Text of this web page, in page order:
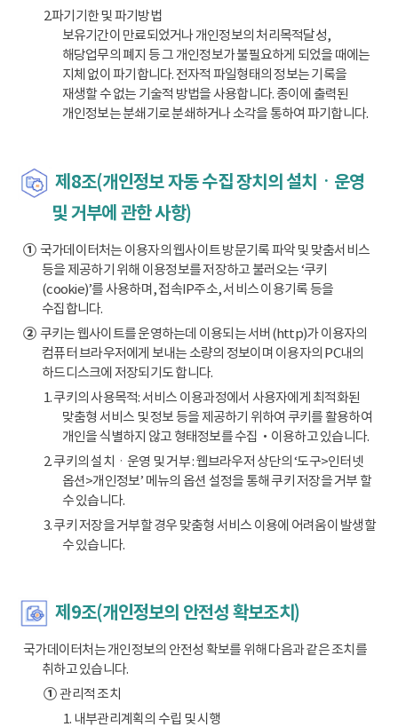
2.파기기한 및 파기방법
보유기간이 만료되었거나 개인정보의 처리목적달성,
해당업무의 폐지 등 그 개인정보가 불필요하게 되었을 때에는
지체 없이 파기합니다. 전자적 파일형태의 정보는 기록을
재생할 수 없는 기술적 방법을 사용합니다. 종이에 출력된
개인정보는 분쇄기로 분쇄하거나 소각을 통하여 파기합니다.
제8조(개인정보 자동 수집 장치의 설치ㆍ운영
및 거부에 관한 사항)
①국가데이터처는 이용자의 웹사이트 방문기록 파악 및 맞춤서비스
등을 제공하기 위해 이용정보를 저장하고 불러오는 ‘쿠키
(cookie)’를 사용하며, 접속IP주소, 서비스 이용기록 등을
수집합니다.
②쿠키는 웹사이트를 운영하는데 이용되는 서버(http)가 이용자의
컴퓨터 브라우저에게 보내는 소량의 정보이며 이용자의 PC내의
하드디스크에 저장되기도 합니다.
1. 쿠키의 사용목적: 서비스 이용과정에서 사용자에게 최적화된
맞춤형 서비스 및 정보 등을 제공하기 위하여 쿠키를 활용하여
개인을 식별하지 않고 형태정보를 수집‧이용하고 있습니다.
2. 쿠키의 설치ㆍ운영 및 거부 : 웹브라우저 상단의 ‘도구>인터넷
옵션>개인정보’ 메뉴의 옵션 설정을 통해 쿠키 저장을 거부 할
수 있습니다.
3. 쿠키 저장을 거부할 경우 맞춤형 서비스 이용에 어려움이 발생할
수 있습니다.
제9조(개인정보의 안전성 확보조치)
국가데이터처는 개인정보의 안전성 확보를 위해 다음과 같은 조치를
취하고 있습니다.
①관리적 조치
1. 내부관리계획의 수립 및 시행